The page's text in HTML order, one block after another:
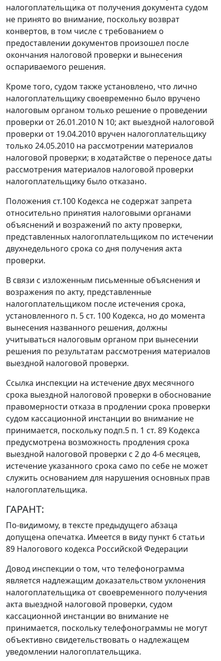
налогоплательщика от получения документа судом
не принято во внимание, поскольку возврат
конвертов, в том числе с требованием о
предоставлении документов произошел после
окончания налоговой проверки и вынесения
оспариваемого решения.
Кроме того, судом также установлено, что лично
налогоплательщику своевременно было вручено
налоговым органом только решение о проведении
проверки от 26.01.2010 N 10; акт выездной налоговой
проверки от 19.04.2010 вручен налогоплательщику
только 24.05.2010 на рассмотрении материалов
налоговой проверки; в ходатайстве о переносе даты
рассмотрения материалов налоговой проверки
налогоплательщику было отказано.
Положения ст.100 Кодекса не содержат запрета
относительно принятия налоговыми органами
объяснений и возражений по акту проверки,
представленных налогоплательщиком по истечении
двухнедельного срока со дня получения акта
проверки.
В связи с изложенным письменные объяснения и
возражения по акту, представленные
налогоплательщиком после истечения срока,
установленного п. 5 ст. 100 Кодекса, но до момента
вынесения названного решения, должны
учитываться налоговым органом при вынесении
решения по результатам рассмотрения материалов
выездной налоговой проверки.
Ссылка инспекции на истечение двух месячного
срока выездной налоговой проверки в обоснование
правомерности отказа в продлении срока проверки
судом кассационной инстанции во внимание не
принимается, поскольку подп.5 п. 1 ст. 89 Кодекса
предусмотрена возможность продления срока
выездной налоговой проверки с 2 до 4-6 месяцев,
истечение указанного срока само по себе не может
служить основанием для нарушения основных прав
налогоплательщика.
ГАРАНТ:
По-видимому, в тексте предыдущего абзаца
допущена опечатка. Имеется в виду пункт 6 статьи
89 Налогового кодекса Российской Федерации
Довод инспекции о том, что телефонограмма
является надлежащим доказательством уклонения
налогоплательщика от своевременного получения
акта выездной налоговой проверки, судом
кассационной инстанции во внимание не
принимается, поскольку телефонограммы не могут
объективно свидетельствовать о надлежащем
уведомлении налогоплательщика.